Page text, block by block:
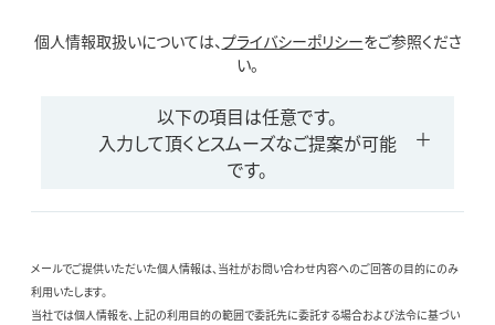
個人情報取扱いについては、プライバシーポリシーをご参照くださ
い。
以下の項目は任意です。
入力して頂くとスムーズなご提案が可能
です。
メールでご提供いただいた個人情報は、当社がお問い合わせ内容へのご回答の目的にのみ
利用いたします。
当社では個人情報を、上記の利用目的の範囲で委託先に委託する場合および法令に基づい